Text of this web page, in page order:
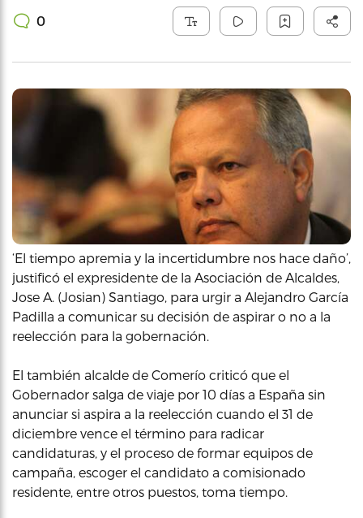
0
‘El tiempo apremia y la incertidumbre nos hace daño’,
justificó el expresidente de la Asociación de Alcaldes,
Jose A. (Josian) Santiago, para urgir a Alejandro García
Padilla a comunicar su decisión de aspirar o no a la
reelección para la gobernación.
El también alcalde de Comerío criticó que el
Gobernador salga de viaje por 10 días a España sin
anunciar si aspira a la reelección cuando el 31 de
diciembre vence el término para radicar
candidaturas, y el proceso de formar equipos de
campaña, escoger el candidato a comisionado
residente, entre otros puestos, toma tiempo.